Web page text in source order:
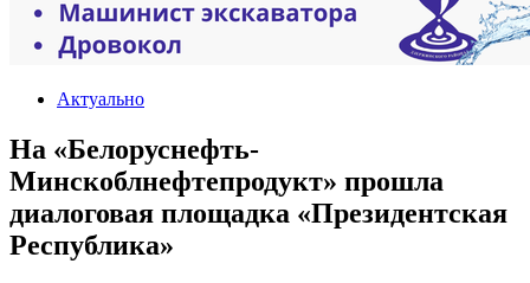
Актуально
На «Белоруснефть-
Минскоблнефтепродукт» прошла
диалоговая площадка «Президентская
Республика»